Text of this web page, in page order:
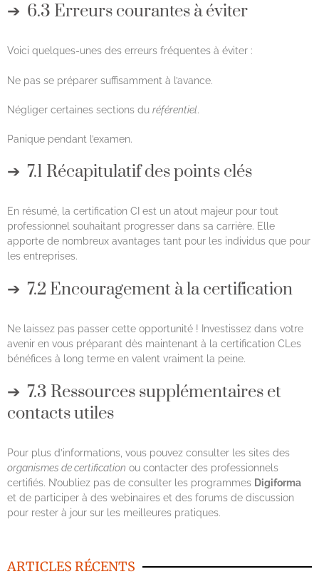
6.3 Erreurs courantes à éviter
Voici quelques-unes des erreurs fréquentes à éviter :
Ne pas se préparer suffisamment à l’avance.
Négliger certaines sections du référentiel.
Panique pendant l’examen.
7.1 Récapitulatif des points clés
En résumé, la certification CI est un atout majeur pour tout
professionnel souhaitant progresser dans sa carrière. Elle
apporte de nombreux avantages tant pour les individus que pour
les entreprises.
7.2 Encouragement à la certification
Ne laissez pas passer cette opportunité ! Investissez dans votre
avenir en vous préparant dès maintenant à la certification CLes
bénéfices à long terme en valent vraiment la peine.
7.3 Ressources supplémentaires et
contacts utiles
Pour plus d’informations, vous pouvez consulter les sites des
organismes de certification ou contacter des professionnels
certifiés. N’oubliez pas de consulter les programmes Digiforma
et de participer à des webinaires et des forums de discussion
pour rester à jour sur les meilleures pratiques.
ARTICLES RÉCENTS